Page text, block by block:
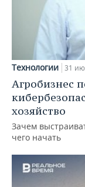
Технологии 31
Агробизнес
хозяйство
Зачем
чего начать